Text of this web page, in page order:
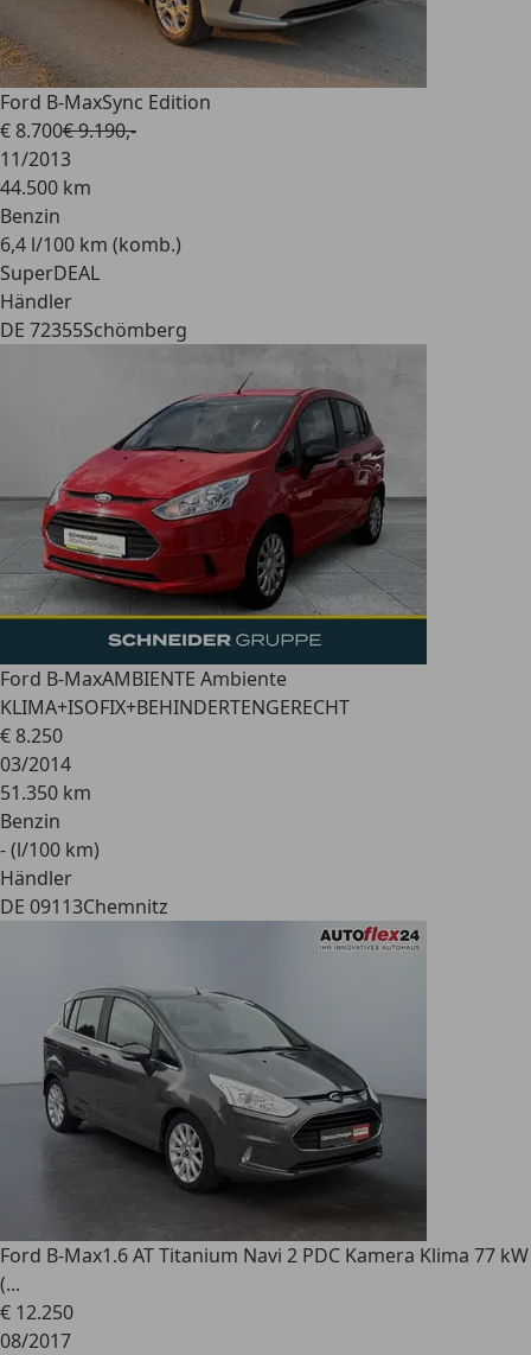
Ford B-MaxSync Edition
€ 8.700€ 9.190,-
11/2013
44.500 km
Benzin
6,4 l/100 km (komb.)
SuperDEAL
Händler
DE 72355Schömberg
Ford B-MaxAMBIENTE Ambiente
KLIMA+ISOFIX+BEHINDERTENGERECHT
€ 8.250
03/2014
51.350 km
Benzin
- (l/100 km)
Händler
DE 09113Chemnitz
Ford B-Max1.6 AT Titanium Navi 2 PDC Kamera Klima 77 kW
(...
€ 12.250
08/2017